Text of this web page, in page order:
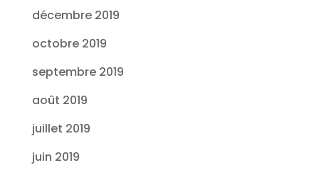
décembre 2019
octobre 2019
septembre 2019
août 2019
juillet 2019
juin 2019